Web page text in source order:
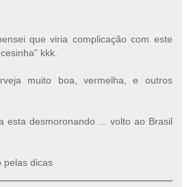
que viria complicação com este
kkk.
muito boa, vermelha, e outros
esta desmoronando ... volto ao Brasil
pelas dicas